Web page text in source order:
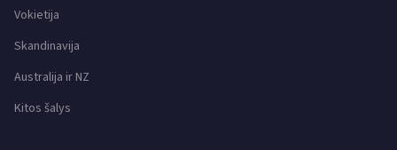
Vokietija
Skandinavija
Australija ir NZ
Kitos šalys